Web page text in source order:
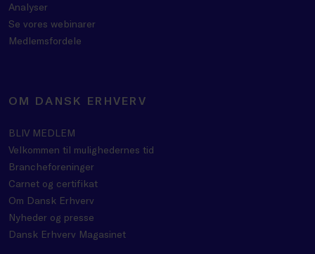
Analyser
Se vores webinarer
Medlemsfordele
OM DANSK ERHVERV
BLIV MEDLEM
Velkommen til mulighedernes tid
Brancheforeninger
Carnet og certifikat
Om Dansk Erhverv
Nyheder og presse
Dansk Erhverv Magasinet